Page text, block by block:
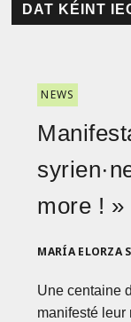
DAT KÉINT
NEWS
more ! »
MARÍA ELORZA
Une centaine
manifesté leur